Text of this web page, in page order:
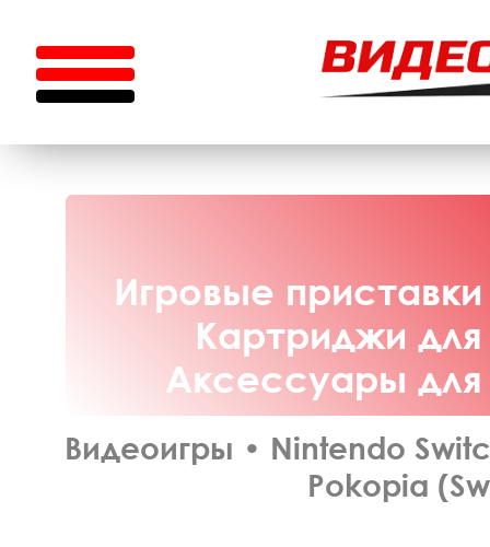
Игровые
Картриджи
Аксессуары для
Видеоигры • Nintendo
Pokopia